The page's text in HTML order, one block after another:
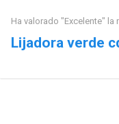
Ha valorado "Excelente" la
Lijadora verde